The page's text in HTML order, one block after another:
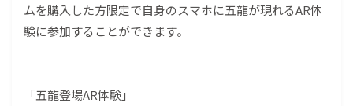
ムを購入した方限定で自身のスマホに五龍が現れるAR体
験に参加することができます。
「五龍登場AR体験」